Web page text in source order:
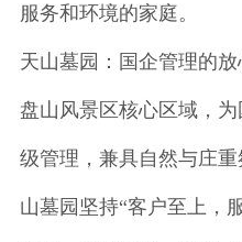
服务和环境的家庭。
天山墓园：国企管理的
盘山风景区核心区域，
级管理，兼具自然与庄
山墓园坚持“客户至上，